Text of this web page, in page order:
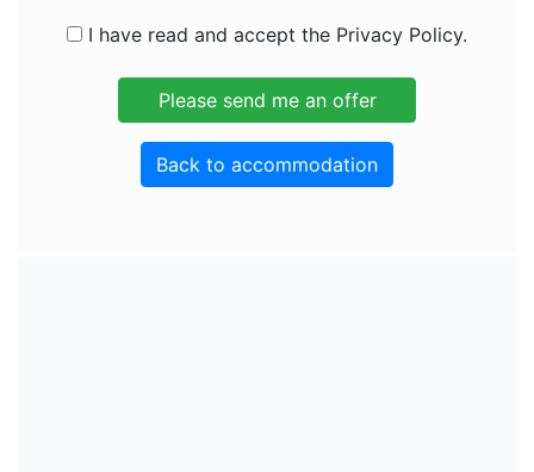
I have read and accept the Privacy Policy.
Back to accommodation